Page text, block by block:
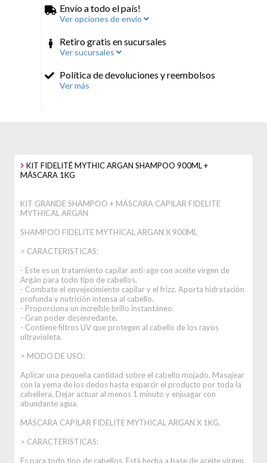
Envío a todo el país!
Ver opciones de envío
Retiro gratis en sucursales
Ver sucursales
Política de devoluciones y reembolsos
Ver más
KIT FIDELITÉ MYTHIC ARGAN SHAMPOO 900ML +
MÁSCARA 1KG
KIT GRANDE SHAMPOO + MÁSCARA CAPILAR FIDELITE
MYTHICAL ARGAN
SHAMPOO FIDELITE MYTHICAL ARGAN X 900ML
> CARACTERISTICAS:
- Este es un tratamiento capilar anti-age con aceite virgen de
Argán para todo tipo de cabellos.
- Combate el envejecimiento capilar y el frizz. Aporta hidratación
profunda y nutrición intensa al cabello.
- Proporciona un increíble brillo instantáneo.
- Gran poder desenredante.
- Contiene filtros UV que protegen al cabello de los rayos
ultravioleta.
> MODO DE USO:
Aplicar una pequeña cantidad sobre el cabello mojado. Masajear
con la yema de los dedos hasta esparcir el producto por toda la
cabellera. Dejar actuar al menos 1 minuto y enjuagar con
abundante agua.
MÁSCARA CAPILAR FIDELITE MYTHICAL ARGAN X 1KG.
> CARACTERISTICAS:
Es para todo tipo de cabellos. Está hecha a base de aceite virgen